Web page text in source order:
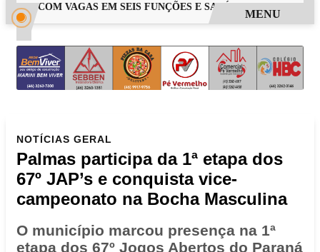
PSS COM VAGAS EM SEIS FUNÇÕES E SALÁRIOS QUE
MENU
NOTÍCIAS GERAL
Palmas participa da 1ª etapa dos
67º JAP’s e conquista vice-
campeonato na Bocha Masculina
O município marcou presença na 1ª
etapa dos 67º Jogos Abertos do Paraná